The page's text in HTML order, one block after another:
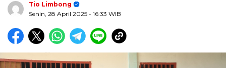
Tio Limbong
Senin, 28 April 2025 - 16:33 WIB